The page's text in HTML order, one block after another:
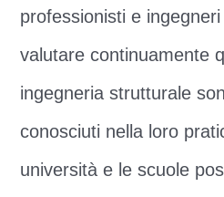
professionisti e
valutare continuamente
ingegneria strutturale
conosciuti nella loro
università e le scuole